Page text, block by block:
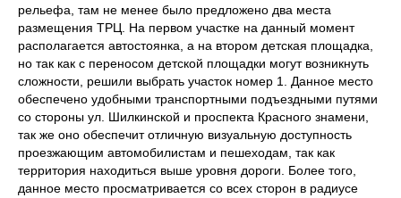
рельефа, там не менее было предложено два места
размещения ТРЦ. На первом участке на данный момент
располагается автостоянка, а на втором детская площадка,
но так как с переносом детской площадки могут возникнуть
сложности, решили выбрать участок номер 1. Данное место
обеспечено удобными транспортными подъездными путями
со стороны ул. Шилкинской и проспекта Красного знамени,
так же оно обеспечит отличную визуальную доступность
проезжающим автомобилистам и пешеходам, так как
территория находиться выше уровня дороги. Более того,
данное место просматривается со всех сторон в радиусе